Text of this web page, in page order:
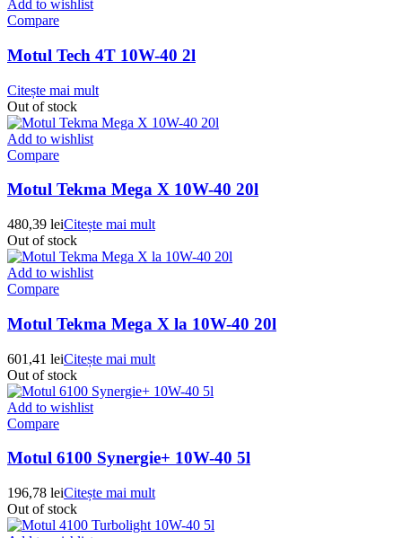
Add to wishlist
Compare
Motul Tech 4T 10W-40 2l
Citește mai mult
Out of stock
Add to wishlist
Compare
Motul Tekma Mega X 10W-40 20l
480,39 leiCitește mai mult
Out of stock
Add to wishlist
Compare
Motul Tekma Mega X la 10W-40 20l
601,41 leiCitește mai mult
Out of stock
Add to wishlist
Compare
Motul 6100 Synergie+ 10W-40 5l
196,78 leiCitește mai mult
Out of stock